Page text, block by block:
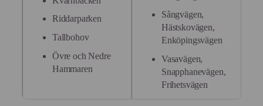
Riddarparken
Tallbohov
Övre och Nedre
Hammaren
Sångvägen,
Hästskovägen,
Enköpingsvägen
Vasavägen,
Snapphanevägen,
Frihetsvägen